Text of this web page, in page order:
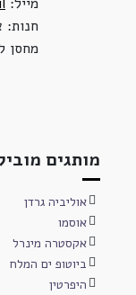
חנות:
מחסן
מותגים
אוליביה גרדן
אוסמו
אקסטרה מינרל
ביוטופ ים המלח
היפרטין